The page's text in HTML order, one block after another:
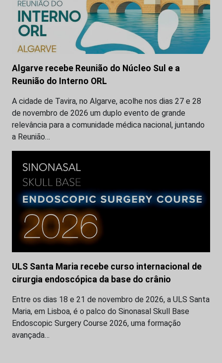
Algarve recebe Reunião do Núcleo Sul e a
Reunião do Interno ORL
A cidade de Tavira, no Algarve, acolhe nos dias 27 e 28
de novembro de 2026 um duplo evento de grande
relevância para a comunidade médica nacional, juntando
a Reunião…
ULS Santa Maria recebe curso internacional de
cirurgia endoscópica da base do crânio
Entre os dias 18 e 21 de novembro de 2026, a ULS Santa
Maria, em Lisboa, é o palco do Sinonasal Skull Base
Endoscopic Surgery Course 2026, uma formação
avançada…